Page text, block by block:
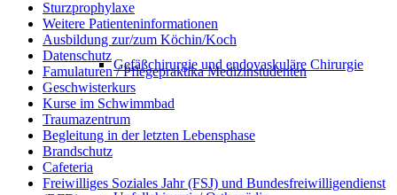
Gefäßchirurgie und endovaskuläre Chirurgie
Sturzprophylaxe
Weitere Patienteninformationen
Ausbildung zur/zum Köchin/Koch
Datenschutz
Famulaturen / Pflegepraktika Medizinstudenten
Geschwisterkurs
Kurse im Schwimmbad
Traumazentrum
Begleitung in der letzten Lebensphase
Brandschutz
Cafeteria
Freiwilliges Soziales Jahr (FSJ) und Bundesfreiwilligendienst